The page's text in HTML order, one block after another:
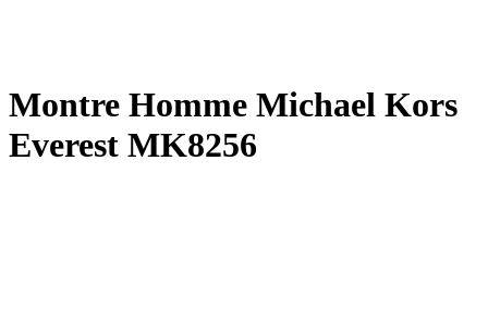
Montre Homme Michael Kors
Everest MK8256